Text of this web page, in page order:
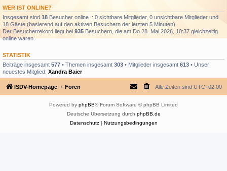
WER IST ONLINE?
Insgesamt sind 18 Besucher online :: 0 sichtbare Mitglieder, 0 unsichtbare Mitglieder und
18 Gäste (basierend auf den aktiven Besuchern der letzten 5 Minuten)
Der Besucherrekord liegt bei 935 Besuchern, die am Do 28. Mai 2026, 10:37 gleichzeitig
online waren.
STATISTIK
Beiträge insgesamt 577 • Themen insgesamt 303 • Mitglieder insgesamt 613 • Unser
neuestes Mitglied: Xandra Baier
ISDV-Homepage Foren Alle Zeiten sind UTC+02:00
Powered by phpBB® Forum Software © phpBB Limited
Deutsche Übersetzung durch phpBB.de
Datenschutz| Nutzungsbedingungen